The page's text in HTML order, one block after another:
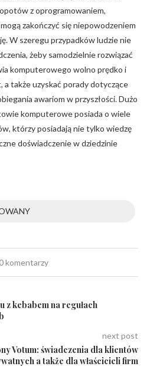
z oprogramowaniem,
zakończyć się niepowodzeniem
W szeregu przypadków ludzie nie
żeby samodzielnie rozwiązać
komputerowego wolno prędko i
a także uzyskać porady dotyczące
awariom w przyszłości. Dużo
komputerowe posiada o wiele
którzy posiadają nie tylko wiedzę
doświadczenie w dziedzinie
komentarzy
z kebabem na regułach
next post
Votum: świadczenia dla klientów
a także dla właścicieli firm